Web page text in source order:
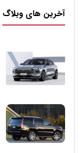
آخرین های وبلاگ